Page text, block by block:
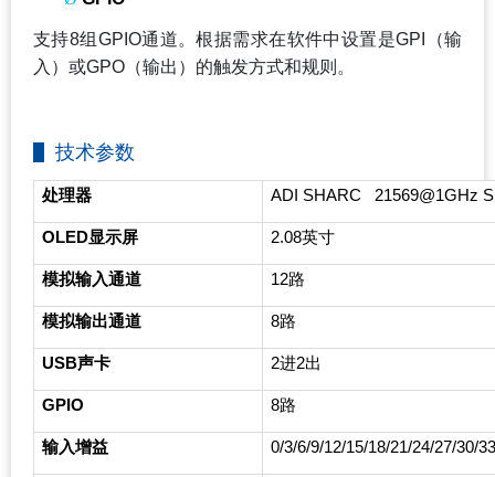
支持8组GPIO通道。根据需求在软件中设置是GPI（输
入）或GPO（输出）的触发方式和规则。
技术参数
处理器 ADI SHARC 21569@1GHz
OLED显示屏 2.08英寸
模拟输入通道 12路
模拟输出通道 8路
USB声卡 2进2出
GPIO 8路
输入增益 0/3/6/9/12/15/18/21/24/27/30/